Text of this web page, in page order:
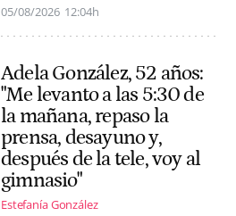
05/08/2026 12:04h
Adela González, 52 años:
"Me levanto a las 5:30 de
la mañana, repaso la
prensa, desayuno y,
después de la tele, voy al
gimnasio"
Estefanía González